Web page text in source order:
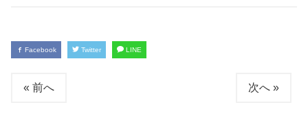
Facebook Twitter LINE
« 前へ 次へ »